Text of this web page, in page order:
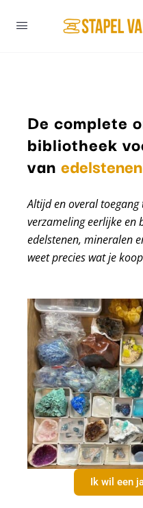
De complete
bibliotheek
van edelstenen
Altijd en overal
verzameling eerlijke
edelstenen, mineralen
weet precies wat je
Ik wil een